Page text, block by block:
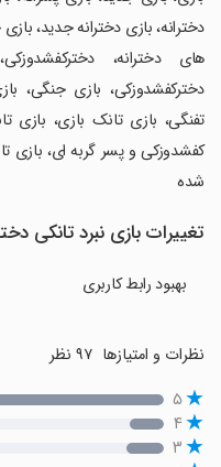
دخترانه، بازی دخترانه جدید،
های دخترانه،
دخترکفشدوزکی، بازی جنگی،
تفنگی، بازی تانک بازی،
کفشدوزکی و پسر گربه ای، بازی
شده
تغییرات بازی نبرد تانکی
بهبود رابط کاربری
نظرات و امتیازها
۵
۴
۳